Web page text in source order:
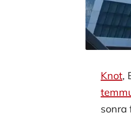
Knot,
sonra